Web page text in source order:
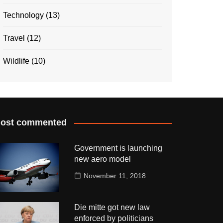
Technology (13)
Travel (12)
Wildlife (10)
commented
Government is launching
new aero model
November 11, 2018
Die mitte got new law
enforced by politicians